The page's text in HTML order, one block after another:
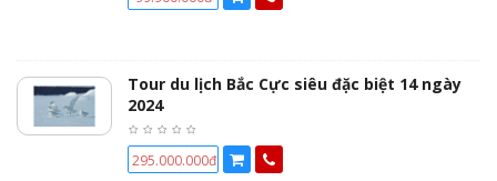
Tour du lịch Bắc Cực siêu đặc biệt 14 ngày
2024
295.000.000đ